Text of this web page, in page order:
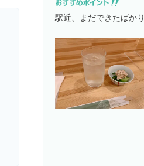
駅近、まだできたばか